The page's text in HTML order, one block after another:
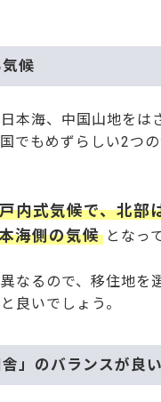
候
本海、中国山地をは
でもめずらしい2つ
内式気候で、北部
海側の気候 となっ
なるので、移住地を
良いでしょう。
舎」のバランスが良い